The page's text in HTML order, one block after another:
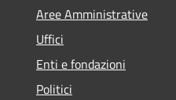
Aree Amministrative
Uffici
Enti e fondazioni
Politici